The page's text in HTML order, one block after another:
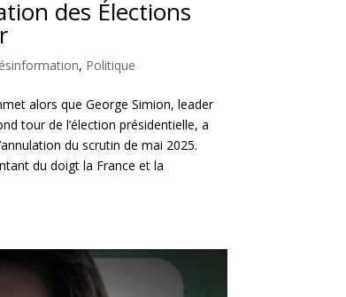
des Élections
, Politique
alors que George Simion, leader
tour de l’élection présidentielle, a
du scrutin de mai 2025.
du doigt la France et la